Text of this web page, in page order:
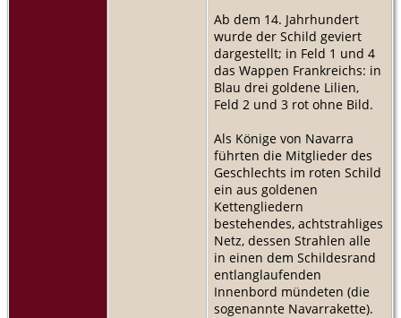
Ab dem 14. Jahrhundert
wurde der Schild geviert
dargestellt; in Feld 1 und 4
das Wappen Frankreichs: in
Blau drei goldene Lilien,
Feld 2 und 3 rot ohne Bild.
Als Könige von Navarra
führten die Mitglieder des
Geschlechts im roten Schild
ein aus goldenen
Kettengliedern
bestehendes, achtstrahliges
Netz, dessen Strahlen alle
in einen dem Schildesrand
entlanglaufenden
Innenbord mündeten (die
sogenannte Navarrakette).